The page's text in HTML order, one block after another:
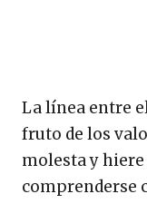
La línea entre
fruto de los
molesta y
comprenderse